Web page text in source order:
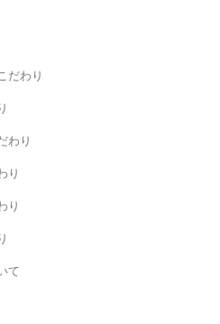
だわり
わり
り
り
て